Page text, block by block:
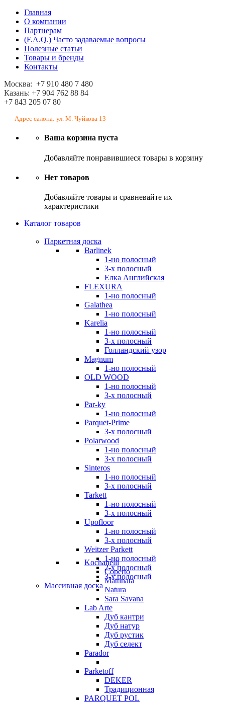
Главная
О компании
Партнерам
(F.A.Q.) Часто задаваемые вопросы
Полезные статьи
Товары и бренды
Контакты
Москва: +7 910 480 7 480
Казань: +7 904 762 88 84
+7 843 205 07 80
Адрес салона: ул. М. Чуйкова 13
Ваша корзина пуста
Добавляйте понравившиеся товары в корзину
Нет товаров
Добавляйте товары и сравневайте их
характеристики
Каталог товаров
Паркетная доска
Barlinek
1-но полосный
3-х полосный
Елка Английская
FLEXURA
1-но полосный
Galathea
1-но полосный
Karelia
1-но полосный
3-х полосный
Голландский узор
Magnum
1-но полосный
OLD WOOD
1-но полосный
3-х полосный
Par-ky
1-но полосный
Parquet-Prime
3-х полосный
Polarwood
1-но полосный
3-х полосный
Sinteros
1-но полосный
3-х полосный
Tarkett
1-но полосный
3-х полосный
Upofloor
1-но полосный
3-х полосный
Weitzer Parkett
1-но полосный
2-х полосный
3-х полосный
Массивная доска
Kochanelli
Coperto
Mattinata
Natura
Sara Savana
Lab Arte
Дуб кантри
Дуб натур
Дуб рустик
Дуб селект
Parador
Parketoff
DEKER
Традиционная
PARQUET POL